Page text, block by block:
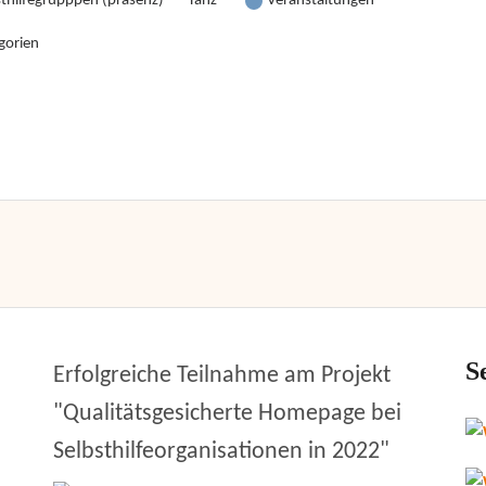
Erfolgreiche Teilnahme am Projekt
"Qualitätsgesicherte Homepage bei
Selbsthilfeorganisationen in 2022"